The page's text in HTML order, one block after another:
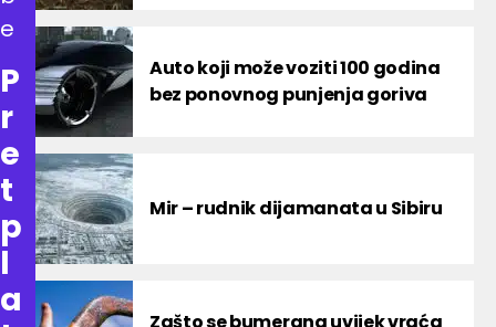
Auto koji može voziti 100 godina
bez ponovnog punjenja goriva
Mir – rudnik dijamanata u Sibiru
e
P
r
e
t
p
l
a